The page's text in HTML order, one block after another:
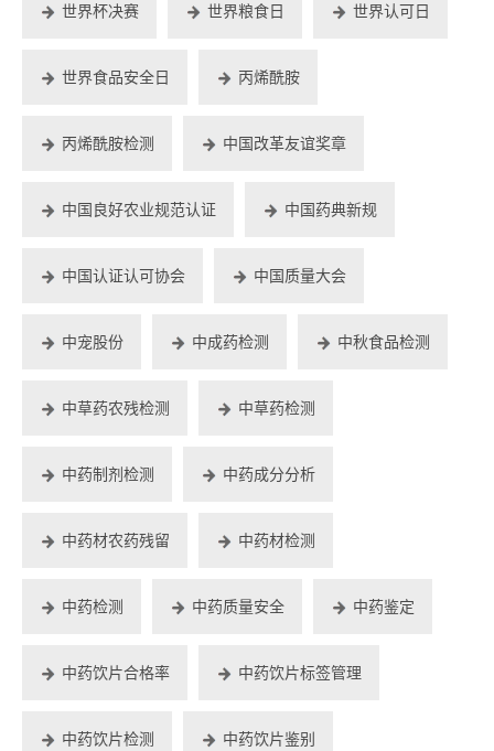
世界杯决赛 世界粮食日 世界认可日
世界食品安全日 丙烯酰胺
丙烯酰胺检测 中国改革友谊奖章
中国良好农业规范认证 中国药典新规
中国认证认可协会 中国质量大会
中宠股份 中成药检测 中秋食品检测
中草药农残检测 中草药检测
中药制剂检测 中药成分分析
中药材农药残留 中药材检测
中药检测 中药质量安全 中药鉴定
中药饮片合格率 中药饮片标签管理
中药饮片检测 中药饮片鉴别